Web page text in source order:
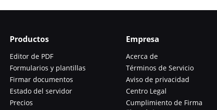
Productos
Editor de PDF
Formularios y plantillas
Firmar documentos
Estado del servidor
Precios
Empresa
Acerca de
Términos de Servicio
Aviso de privacidad
Centro Legal
Cumplimiento de Firma